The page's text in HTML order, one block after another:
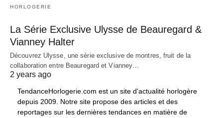
HORLOGERIE
La Série Exclusive Ulysse de Beauregard &
Vianney Halter
Découvrez Ulysse, une série exclusive de montres, fruit de la
collaboration entre Beauregard et Vianney…
2 years ago
TendanceHorlogerie.com est un site d'actualité horlogère
depuis 2009. Notre site propose des articles et des
reportages sur les dernières tendances en matière de